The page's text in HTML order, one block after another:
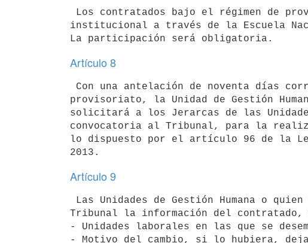
institucional a través de la Escuela
Artículo 8
provisoriato, la Unidad de Gestión
solicitará a los Jerarcas de las
convocatoria al Tribunal, para la
lo dispuesto por el artículo 96 de la
Artículo 9
Tribunal la información del
- Unidades laborales en las que se
- Motivo del cambio, si lo hubiera,